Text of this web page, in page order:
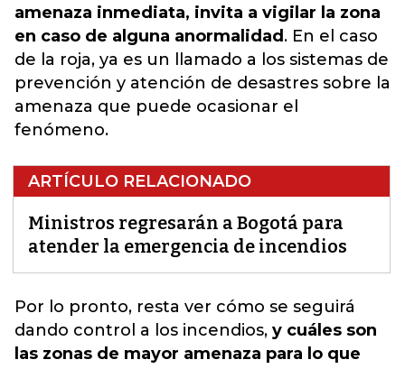
amenaza inmediata, invita a vigilar la zona
en caso de alguna anormalidad . En el caso
de la roja, ya es un llamado a los sistemas de
prevención y atención de desastres sobre la
amenaza que puede ocasionar el
fenómeno.
ARTÍCULO RELACIONADO
Ministros regresarán a Bogotá para
atender la emergencia de incendios
Por lo pronto, resta ver cómo se seguirá
dando control a los incendios, y cuáles son
las zonas de mayor amenaza para lo que